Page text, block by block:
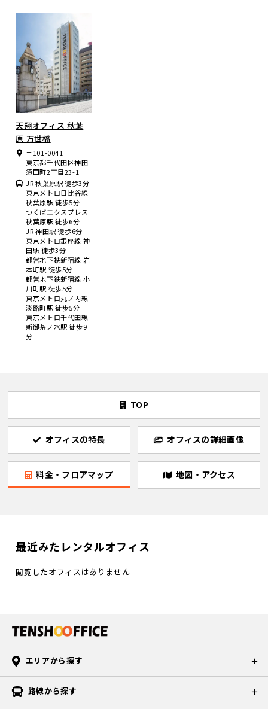
天翔オフィス 秋葉
原 万世橋
〒101-0041
東京都千代田区神田
須田町2丁目23-1
JR 秋葉原駅 徒歩3分
東京メトロ日比谷線
秋葉原駅 徒歩5分
つくばエクスプレス
秋葉原駅 徒歩6分
JR 神田駅 徒歩6分
東京メトロ銀座線 神
田駅 徒歩3分
都営地下鉄新宿線 岩
本町駅 徒歩5分
都営地下鉄新宿線 小
川町駅 徒歩5分
東京メトロ丸ノ内線
淡路町駅 徒歩5分
東京メトロ千代田線
新御茶ノ水駅 徒歩9
分
TOP
オフィスの特長 オフィスの詳細画像
料金・フロアマップ 地図・アクセス
最近みたレンタルオフィス
閲覧したオフィスはありません
エリアから探す
路線から探す